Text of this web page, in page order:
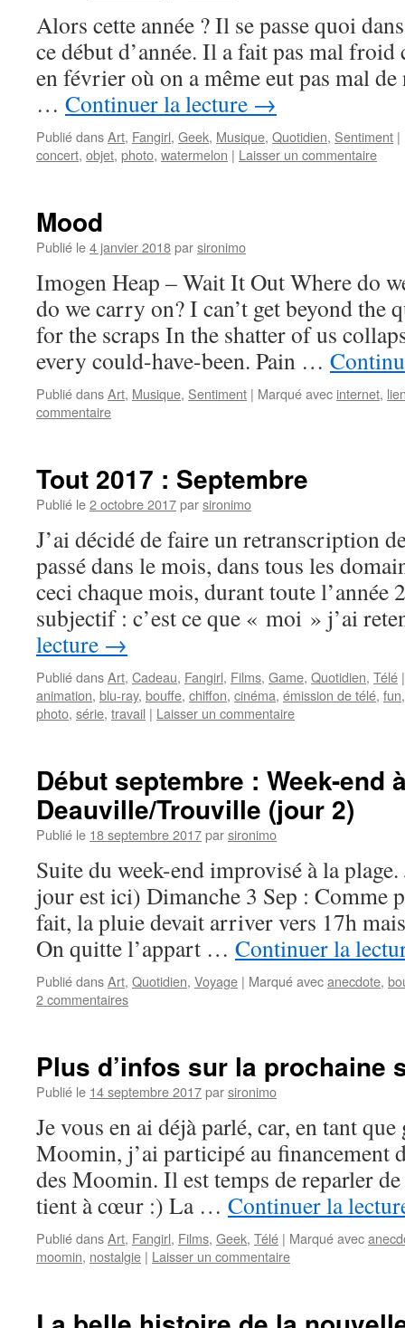
Alors cette année ? Il se passe quoi
ce début d’année. Il a fait pas mal
en février où on a même eut pas mal
… Continuer la lecture →
Publié dansArt, Fangirl, Geek, Musique, Quotidien, Sentiment |
concert, objet, photo, watermelon | Laisser un commentaire
Mood
Publié le4 janvier 2018parsironimo
Imogen Heap – Wait It Out Where do
do we carry on? I can’t get beyond the
for the scraps In the shatter of us
every could-have-been. Pain …
Publié dansArt, Musique, Sentiment | Marqué avec internet,
commentaire
Tout 2017 : Septembre
Publié le2 octobre 2017parsironimo
J’ai décidé de faire un retranscription
passé dans le mois, dans tous les
ceci chaque mois, durant toute l’année
subjectif : c’est ce que « moi » j’ai
lecture →
Publié dansArt, Cadeau, Fangirl, Films, Game, Quotidien, Télé |
animation, blu-ray, bouffe, chiffon, cinéma, émission de télé, fun
photo, série, travail | Laisser un commentaire
Début septembre : Week-end
Deauville/Trouville (jour 2)
Publié le 18 septembre 2017parsironimo
Suite du week-end improvisé à la
jour est ici) Dimanche 3 Sep : Comme
fait, la pluie devait arriver vers 17h
On quitte l’appart … Continuer la
Publié dansArt, Quotidien, Voyage | Marqué avecanecdote,
2 commentaires
Plus d’infos sur la prochaine
Publié le 14 septembre 2017parsironimo
Je vous en ai déjà parlé, car, en tant que
Moomin, j’ai participé au financement
des Moomin. Il est temps de reparler
tient à cœur :) La … Continuer la
Publié dansArt, Fangirl, Films, Geek, Télé | Marqué avec
moomin, nostalgie | Laisser un commentaire